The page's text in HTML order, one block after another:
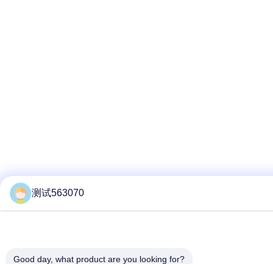
测试563070
Good day, what product are you looking for?